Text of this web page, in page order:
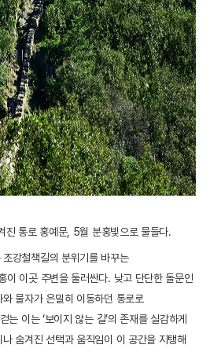
통로 홍예문, 5월 분홍빛으로 물들다.
강철책길의 분위기를 바꾸는
이 이곳 주변을 둘러싼다. 낮고 단단한 돌문인
물자가 은밀히 이동하던 통로로
이는 ‘보이지 않는 길’의 존재를 실감하게
숨겨진 선택과 움직임이 이 공간을 지탱해